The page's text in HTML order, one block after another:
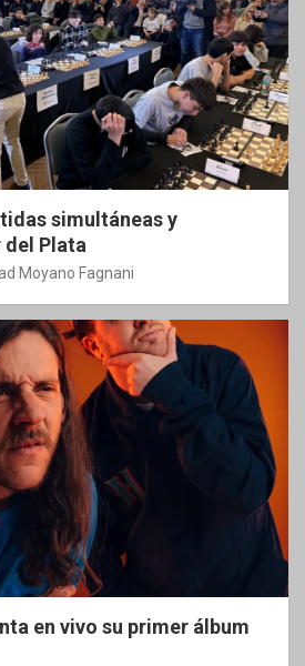
simultáneas y
Plata
Moyano Fagnani
en vivo su primer álbum